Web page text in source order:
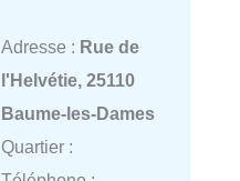
Adresse : Rue de
l'Helvétie, 25110
Baume-les-Dames
Quartier :